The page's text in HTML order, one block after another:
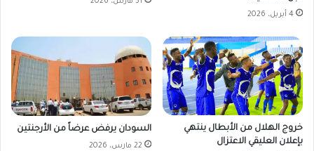
4 أبريل، 2026
خروج الهلال من الأبطال ينتهي
بإعلان العليقي الاعتزال
السودان يرفض عرضاً من الأرجنتين
22 مارس، 2026